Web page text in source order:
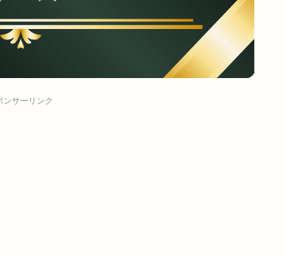
ンサーリンク